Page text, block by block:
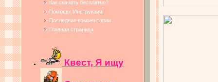
Как скачать бесплатно?
Помощь! Инструкции!
Последние комментарии
Главная страница
Квест, Я ищу